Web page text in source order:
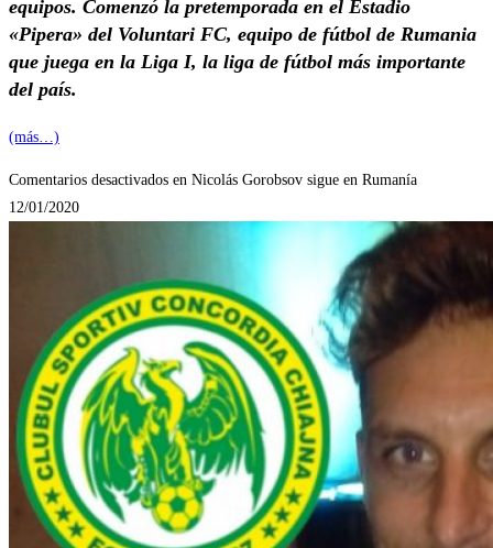
equipos. Comenzó la pretemporada en el Estadio
«Pipera» del Voluntari FC, equipo de fútbol de Rumania
que juega en la Liga I, la liga de fútbol más importante
del país.
(más…)
Comentarios desactivados en Nicolás Gorobsov sigue en Rumanía
12/01/2020